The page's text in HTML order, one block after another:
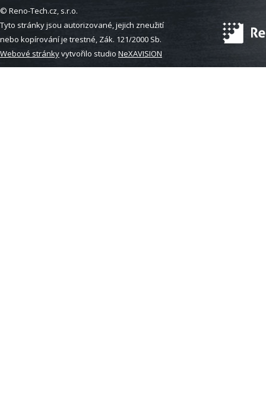
© Reno-Tech.cz, s.r.o.
Tyto stránky jsou autorizované, jejich zneužití
nebo kopírování je trestné, Zák. 121/2000 Sb.
Webové stránkyvytvořilo studio NeXAVISION